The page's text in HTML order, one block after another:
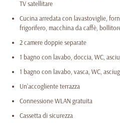
TV satellitare
Cucina arredata con lavastoviglie,
frigorifero, macchina da caffè,
2 camere doppie separate
1 bagno con lavabo, doccia, WC,
1 bagno con lavabo, vasca, WC,
Un’accogliente terrazza
Connessione WLAN gratuita
Cassetta di sicurezza